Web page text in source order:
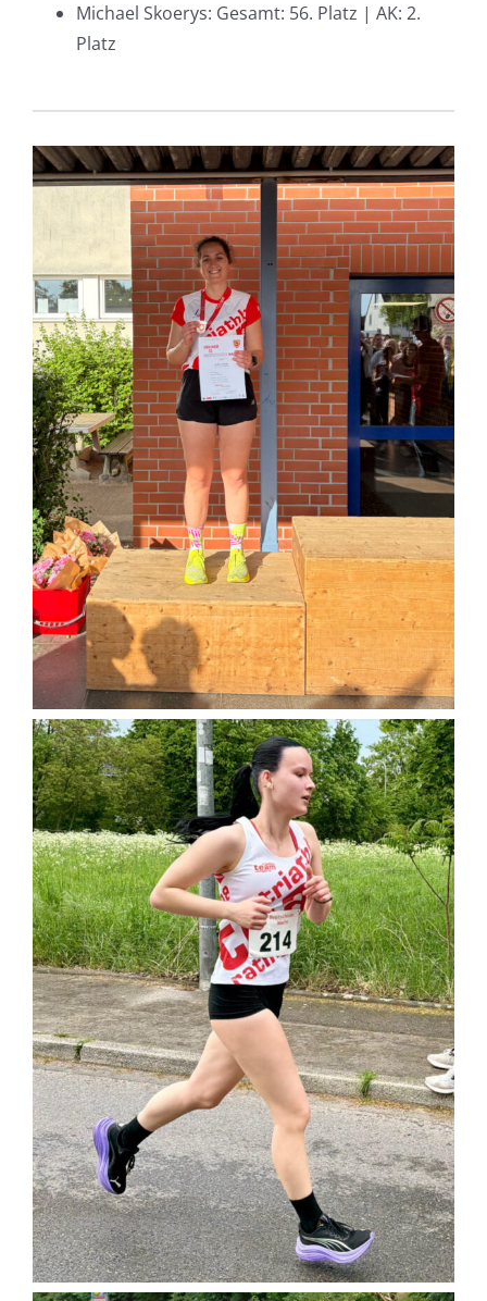
Michael Skoerys: Gesamt: 56. Platz | AK: 2.
Platz